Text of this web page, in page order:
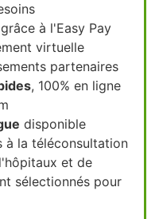
grâce à l'Easy Pay
virtuelle
partenaires
, 100% en ligne
disponible
à la téléconsultation
et de
sélectionnés pour